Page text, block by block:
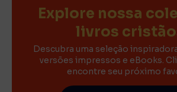
Explore nossa
livros
Descubra uma seleção
versões impressos e eBooks.
encontre seu próximo